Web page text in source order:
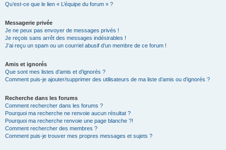
Qu’est-ce que le lien « L’équipe du forum » ?
Messagerie privée
Je ne peux pas envoyer de messages privés !
Je reçois sans arrêt des messages indésirables !
J’ai reçu un spam ou un courriel abusif d’un membre de ce forum !
Amis et ignorés
Que sont mes listes d’amis et d’ignorés ?
Comment puis-je ajouter/supprimer des utilisateurs de ma liste d’amis ou d’ignorés ?
Recherche dans les forums
Comment rechercher dans les forums ?
Pourquoi ma recherche ne renvoie aucun résultat ?
Pourquoi ma recherche renvoie une page blanche ?!
Comment rechercher des membres ?
Comment puis-je trouver mes propres messages et sujets ?